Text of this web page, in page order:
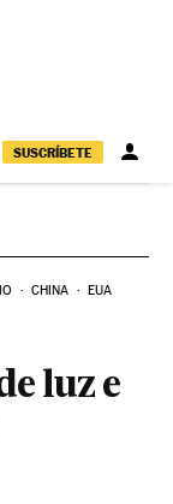
SUSCRÍBETE
CHINA EUA
luz e